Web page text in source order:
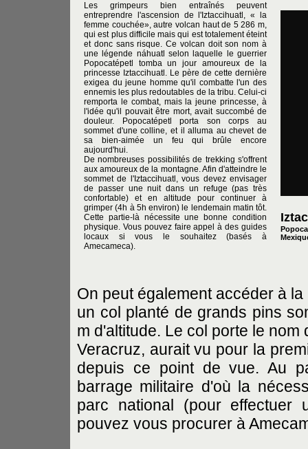
Les grimpeurs bien entraînés peuvent
entreprendre l'ascension de l'Iztaccihuatl, « la
femme couchée», autre volcan haut de 5 286 m,
qui est plus difficile mais qui est totalement éteint
et donc sans risque. Ce volcan doit son nom à
une légende náhuatl selon laquelle le guerrier
Popocatépetl tomba un jour amoureux de la
princesse Iztaccihuatl. Le père de cette dernière
exigea du jeune homme qu'il combatte l'un des
ennemis les plus redoutables de la tribu. Celui-ci
remporta le combat, mais la jeune princesse, à
l'idée qu'il pouvait être mort, avait succombé de
douleur. Popocatépetl porta son corps au
sommet d'une colline, et il alluma au chevet de
sa bien-aimée un feu qui brûle encore
aujourd'hui.
De nombreuses possibilités de trekking s'offrent
aux amoureux de la montagne. Afin d'atteindre le
sommet de l'Iztaccihuatl, vous devez envisager
de passer une nuit dans un refuge (pas très
confortable) et en altitude pour continuer à
grimper (4h à 5h environ) le lendemain matin tôt.
Cette partie-là nécessite une bonne condition
physique. Vous pouvez faire appel à des guides
locaux si vous le souhaitez (basés à
Amecameca).
On peut également accéder à
un col planté de grands pins
m d'altitude. Le col porte le
Veracruz, aurait vu pour la
depuis ce point de vue. Au
barrage militaire d'où la
parc national (pour effectuer
pouvez vous procurer à